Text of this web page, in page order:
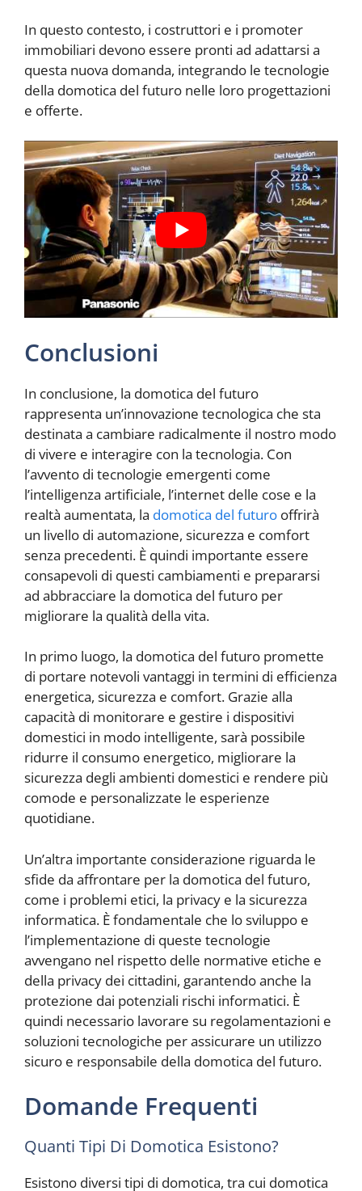
In questo contesto, i costruttori e i promoter
immobiliari devono essere pronti ad adattarsi a
questa nuova domanda, integrando le tecnologie
della domotica del futuro nelle loro progettazioni
e offerte.
Conclusioni
In conclusione, la domotica del futuro
rappresenta un’innovazione tecnologica che sta
destinata a cambiare radicalmente il nostro modo
di vivere e interagire con la tecnologia. Con
l’avvento di tecnologie emergenti come
l’intelligenza artificiale, l’internet delle cose e la
realtà aumentata, la domotica del futuro offrirà
un livello di automazione, sicurezza e comfort
senza precedenti. È quindi importante essere
consapevoli di questi cambiamenti e prepararsi
ad abbracciare la domotica del futuro per
migliorare la qualità della vita.
In primo luogo, la domotica del futuro promette
di portare notevoli vantaggi in termini di efficienza
energetica, sicurezza e comfort. Grazie alla
capacità di monitorare e gestire i dispositivi
domestici in modo intelligente, sarà possibile
ridurre il consumo energetico, migliorare la
sicurezza degli ambienti domestici e rendere più
comode e personalizzate le esperienze
quotidiane.
Un’altra importante considerazione riguarda le
sfide da affrontare per la domotica del futuro,
come i problemi etici, la privacy e la sicurezza
informatica. È fondamentale che lo sviluppo e
l’implementazione di queste tecnologie
avvengano nel rispetto delle normative etiche e
della privacy dei cittadini, garantendo anche la
protezione dai potenziali rischi informatici. È
quindi necessario lavorare su regolamentazioni e
soluzioni tecnologiche per assicurare un utilizzo
sicuro e responsabile della domotica del futuro.
Domande Frequenti
Quanti Tipi Di Domotica Esistono?
Esistono diversi tipi di domotica, tra cui domotica